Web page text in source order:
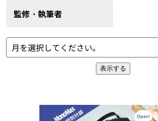
監修・執筆者
表示する